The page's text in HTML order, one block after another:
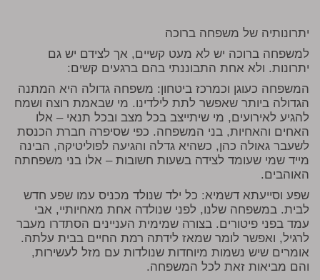
יתרונותיה של משפחה ברוכה
למשפחה ברוכה יש לא מעט קשיים, אך לצידם יש גם
יתרונות. ולא אחת התבוננתי בהם ברגעים קשים:
המשפחה כעוגן וכמרכז ביטחון: משפחה גדולה היא המתנה
הגדולה ביותר שאפשר לתת לילדינו. מי שבאמת רוצה ושמח
להגיע לאירועים, מי שיתייצב בכל מצב ובכל תנאי – אלו
האחים והאחיות, בני המשפחה. כפי שסיפרה חברת הכנסת
לשעבר גאולה כהן, כשהיא גדלה והגיעה לפוליטיקה, הבינה
מייד שמי שעומד לצידה בשעות חשובות – אלו בני משפחתה
האוהבים.
שפע וסייעתא דשמיא: כל ילד שנולד מכניס עמו שפע חדש
לבית. במשפחה שלנו, לפני שנולדה אחת מאחיותיי, אבי
עמד בפני פיטורים. בצורה שמימית העניינים הסתדרו מעבר
לרגיל, ואפשר לומר שמאז לידתה רמת החיים בבית עלתה.
אומרים שיש נשמות מיוחדות שנולדות עם מזל לעשירות,
והם מביאות זאת לכל המשפחה.